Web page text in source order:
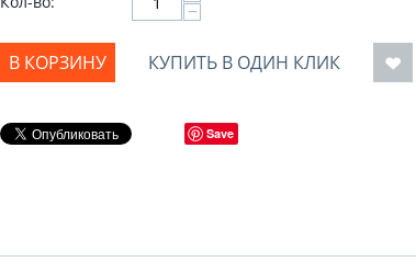
−
В КОРЗИНУ КУПИТЬ В ОДИН КЛИК
Save